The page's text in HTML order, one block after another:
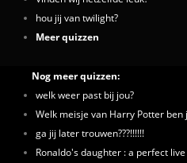
hou jij van twilight?
Meer quizzen
Nog meer quizzen:
welk weer past bij jou?
Welk meisje van Harry Potter ben
ga jij later trouwen???!!!!!!
Ronaldo's daughter : a perfect